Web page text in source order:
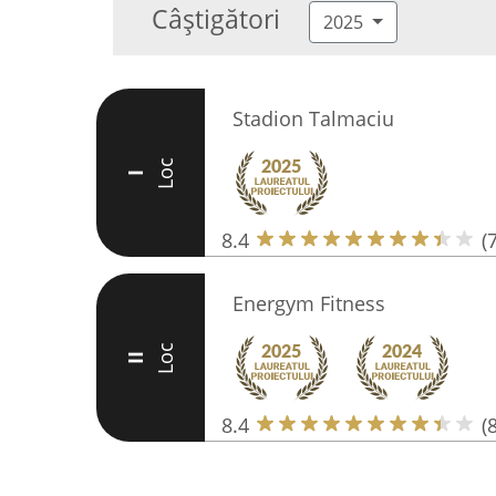
Câștigători 2025
I Loc
Stadion Talmaciu
8.4
II Loc
Energym Fitness
8.4